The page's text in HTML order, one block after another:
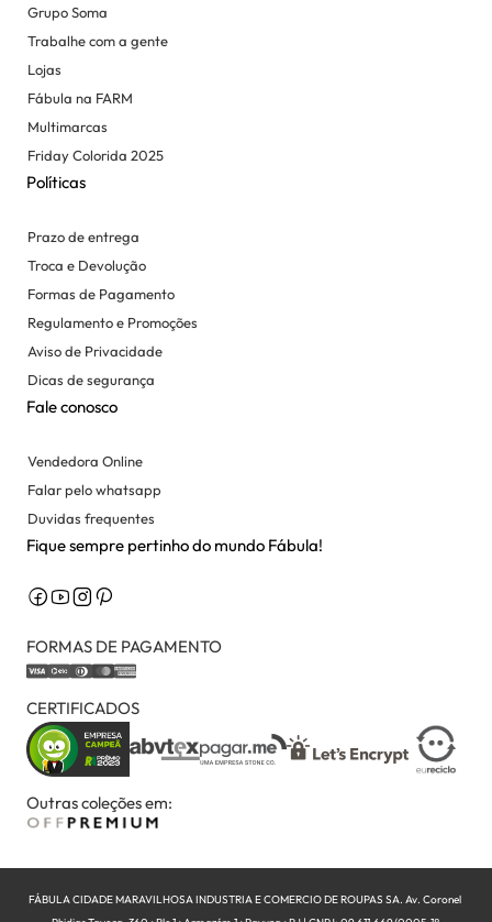
Grupo Soma
Trabalhe com a gente
Lojas
Fábula na FARM
Multimarcas
Friday Colorida 2025
Políticas
Prazo de entrega
Troca e Devolução
Formas de Pagamento
Regulamento e Promoções
Aviso de Privacidade
Dicas de segurança
Fale conosco
Vendedora Online
Falar pelo whatsapp
Duvidas frequentes
Fique sempre pertinho do mundo Fábula!
FORMAS DE PAGAMENTO
CERTIFICADOS
Outras coleções em:
FÁBULA CIDADE MARAVILHOSA INDUSTRIA E COMERCIO DE ROUPAS SA. Av. Coronel